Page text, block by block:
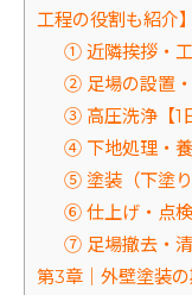
工程の役割も紹介】
① 近隣挨拶・工
② 足場の設置・
③ 高圧洗浄【1
④ 下地処理・養
⑤ 塗装（下塗り
⑥ 仕上げ・点検
⑦ 足場撤去・清
第3章｜外壁塗装